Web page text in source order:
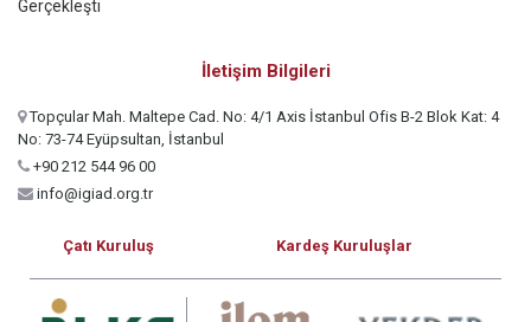
Gerçekleşti
İletişim Bilgileri
Topçular Mah. Maltepe Cad. No: 4/1 Axis İstanbul Ofis B-2 Blok Kat: 4
No: 73-74 Eyüpsultan, İstanbul
+90 212 544 96 00
info@igiad.org.tr
Çatı Kuruluş Kardeş Kuruluşlar